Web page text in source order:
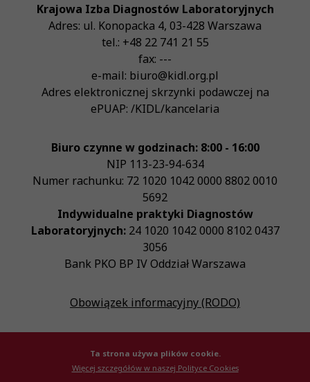
Krajowa Izba Diagnostów Laboratoryjnych
Adres: ul. Konopacka 4, 03-428 Warszawa
tel.: +48 22 741 21 55
fax: ---
e-mail: biuro@kidl.org.pl
Adres elektronicznej skrzynki podawczej na
ePUAP: /KIDL/kancelaria
Biuro czynne w godzinach: 8:00 - 16:00
NIP 113-23-94-634
Numer rachunku: 72 1020 1042 0000 8802 0010
5692
Indywidualne praktyki Diagnostów
Laboratoryjnych:24 1020 1042 0000 8102 0437
3056
Bank PKO BP IV Oddział Warszawa
Obowiązek informacyjny (RODO)
Ta strona używa plików cookie.
Więcej szczegółów w naszej Polityce Cookies